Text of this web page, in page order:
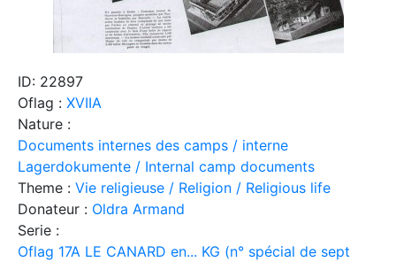
ID: 22897
Oflag : XVIIA
Nature :
Documents internes des camps / interne
Lagerdokumente / Internal camp documents
Theme : Vie religieuse / Religion / Religious life
Donateur : Oldra Armand
Serie :
Oflag 17A LE CANARD en... KG (n° spécial de sept